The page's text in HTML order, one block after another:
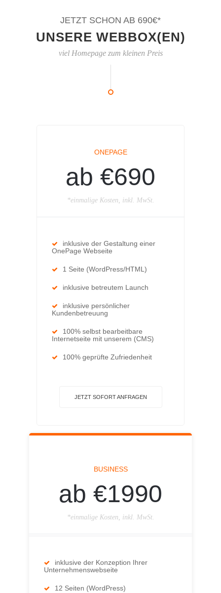
JETZT SCHON AB 690€*
UNSERE WEBBOX(EN)
viel Homepage zum kleinen Preis
ONEPAGE
ab €690
*einmalige Kosten, inkl. MwSt.
inklusive der Gestaltung einer
OnePage Webseite
1 Seite (WordPress/HTML)
inklusive betreutem Launch
inklusive persönlicher
Kundenbetreuung
100% selbst bearbeitbare
Internetseite mit unserem (CMS)
100% geprüfte Zufriedenheit
JETZT SOFORT ANFRAGEN
BUSINESS
ab €1990
*einmalige Kosten, inkl. MwSt.
inklusive der Konzeption Ihrer
Unternehmenswebseite
12 Seiten (WordPress)